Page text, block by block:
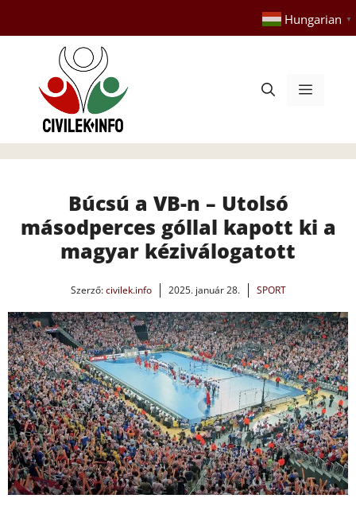
tartalomba
Hungarian ▼
Menü
Búcsú a VB-n – Utolsó
másodperces góllal kapott ki a
magyar kéziválogatott
Szerző:civilek.info 2025. január 28. SPORT